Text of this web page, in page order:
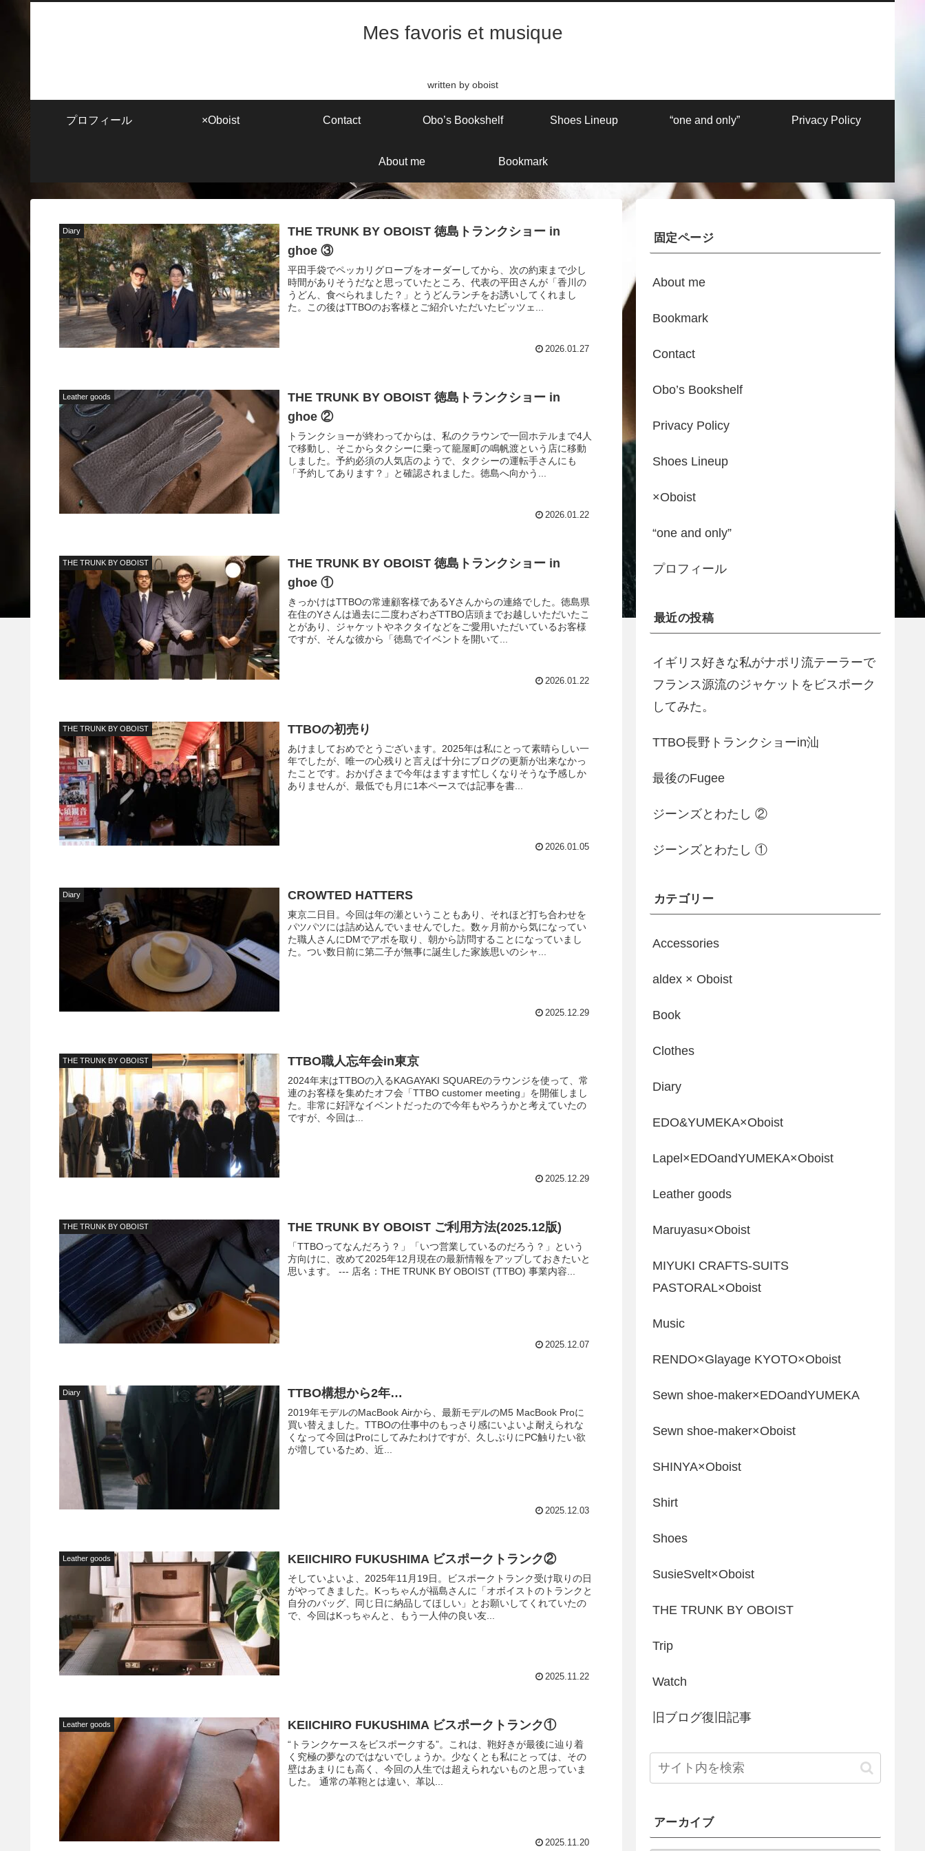
Mes favoris et musique
written by oboist
プロフィール ×Oboist Contact Obo’s Bookshelf Shoes Lineup “one and only” Privacy Policy
About me Bookmark
Diary
THE TRUNK BY OBOIST 徳島トランクショー in
ghoe ③
平田手袋でペッカリグローブをオーダーしてから、次の約束まで少し
時間がありそうだなと思っていたところ、代表の平田さんが「香川の
うどん、食べられました？」とうどんランチをお誘いしてくれまし
た。この後はTTBOのお客様とご紹介いただいたピッツェ...
2026.01.27
Leather goods
THE TRUNK BY OBOIST 徳島トランクショー in
ghoe ②
トランクショーが終わってからは、私のクラウンで一回ホテルまで4人
で移動し、そこからタクシーに乗って籠屋町の鳴帆渡という店に移動
しました。予約必須の人気店のようで、タクシーの運転手さんにも
「予約してあります？」と確認されました。徳島へ向かう...
2026.01.22
THE TRUNK BY OBOIST
THE TRUNK BY OBOIST 徳島トランクショー in
ghoe ①
きっかけはTTBOの常連顧客様であるYさんからの連絡でした。徳島県
在住のYさんは過去に二度わざわざTTBO店頭までお越しいただいたこ
とがあり、ジャケットやネクタイなどをご愛用いただいているお客様
ですが、そんな彼から「徳島でイベントを開いて...
2026.01.22
THE TRUNK BY OBOIST TTBOの初売り
あけましておめでとうございます。2025年は私にとって素晴らしい一
年でしたが、唯一の心残りと言えば十分にブログの更新が出来なかっ
たことです。おかげさまで今年はますます忙しくなりそうな予感しか
ありませんが、最低でも月に1本ペースでは記事を書...
2026.01.05
Diary CROWTED HATTERS
東京二日目。今回は年の瀬ということもあり、それほど打ち合わせを
パツパツには詰め込んでいませんでした。数ヶ月前から気になってい
た職人さんにDMでアポを取り、朝から訪問することになっていまし
た。つい数日前に第二子が無事に誕生した家族思いのシャ...
2025.12.29
THE TRUNK BY OBOIST TTBO職人忘年会in東京
2024年末はTTBOの入るKAGAYAKI SQUAREのラウンジを使って、常
連のお客様を集めたオフ会「TTBO customer meeting」を開催しまし
た。非常に好評なイベントだったので今年もやろうかと考えていたの
ですが、今回は...
2025.12.29
THE TRUNK BY OBOIST THE TRUNK BY OBOIST ご利用方法(2025.12版)
「TTBOってなんだろう？」「いつ営業しているのだろう？」という
方向けに、改めて2025年12月現在の最新情報をアップしておきたいと
思います。 --- 店名：THE TRUNK BY OBOIST (TTBO) 事業内容...
2025.12.07
Diary TTBO構想から2年…
2019年モデルのMacBook Airから、最新モデルのM5 MacBook Proに
買い替えました。TTBOの仕事中のもっさり感にいよいよ耐えられな
くなって今回はProにしてみたわけですが、久しぶりにPC触りたい欲
が増しているため、近...
2025.12.03
Leather goods KEIICHIRO FUKUSHIMA ビスポークトランク②
そしていよいよ、2025年11月19日。ビスポークトランク受け取りの日
がやってきました。Kっちゃんが福島さんに「オボイストのトランクと
自分のバッグ、同じ日に納品してほしい」とお願いしてくれていたの
で、今回はKっちゃんと、もう一人仲の良い友...
2025.11.22
Leather goods KEIICHIRO FUKUSHIMA ビスポークトランク①
“トランクケースをビスポークする”。これは、鞄好きが最後に辿り着
く究極の夢なのではないでしょうか。少なくとも私にとっては、その
壁はあまりにも高く、今回の人生では超えられないものと思っていま
した。 通常の革鞄とは違い、革以...
2025.11.20
固定ページ
About me
Bookmark
Contact
Obo’s Bookshelf
Privacy Policy
Shoes Lineup
×Oboist
“one and only”
プロフィール
最近の投稿
イギリス好きな私がナポリ流テーラーで
フランス源流のジャケットをビスポーク
してみた。
TTBO長野トランクショーin汕
最後のFugee
ジーンズとわたし ②
ジーンズとわたし ①
カテゴリー
Accessories
aldex × Oboist
Book
Clothes
Diary
EDO&YUMEKA×Oboist
Lapel×EDOandYUMEKA×Oboist
Leather goods
Maruyasu×Oboist
MIYUKI CRAFTS-SUITS
PASTORAL×Oboist
Music
RENDO×Glayage KYOTO×Oboist
Sewn shoe-maker×EDOandYUMEKA
Sewn shoe-maker×Oboist
SHINYA×Oboist
Shirt
Shoes
SusieSvelt×Oboist
THE TRUNK BY OBOIST
Trip
Watch
旧ブログ復旧記事
アーカイブ